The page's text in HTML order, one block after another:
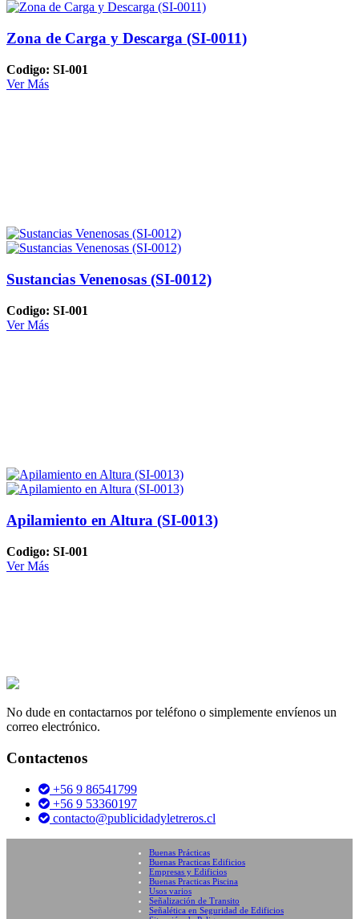
Zona de Carga y Descarga (SI-0011)
Codigo: SI-001
Ver Más
Sustancias Venenosas (SI-0012)
Codigo: SI-001
Ver Más
Apilamiento en Altura (SI-0013)
Codigo: SI-001
Ver Más
No dude en contactarnos por teléfono o simplemente envíenos un
correo electrónico.
Contactenos
+56 9 86541799
+56 9 53360197
contacto@publicidadyletreros.cl
Buenas Prácticas
Buenas Practicas Edificios
Empresas y Edificios
Buenas Practicas Piscina
Usos varios
Señalización de Transito
Señalética en Seguridad de Edificios